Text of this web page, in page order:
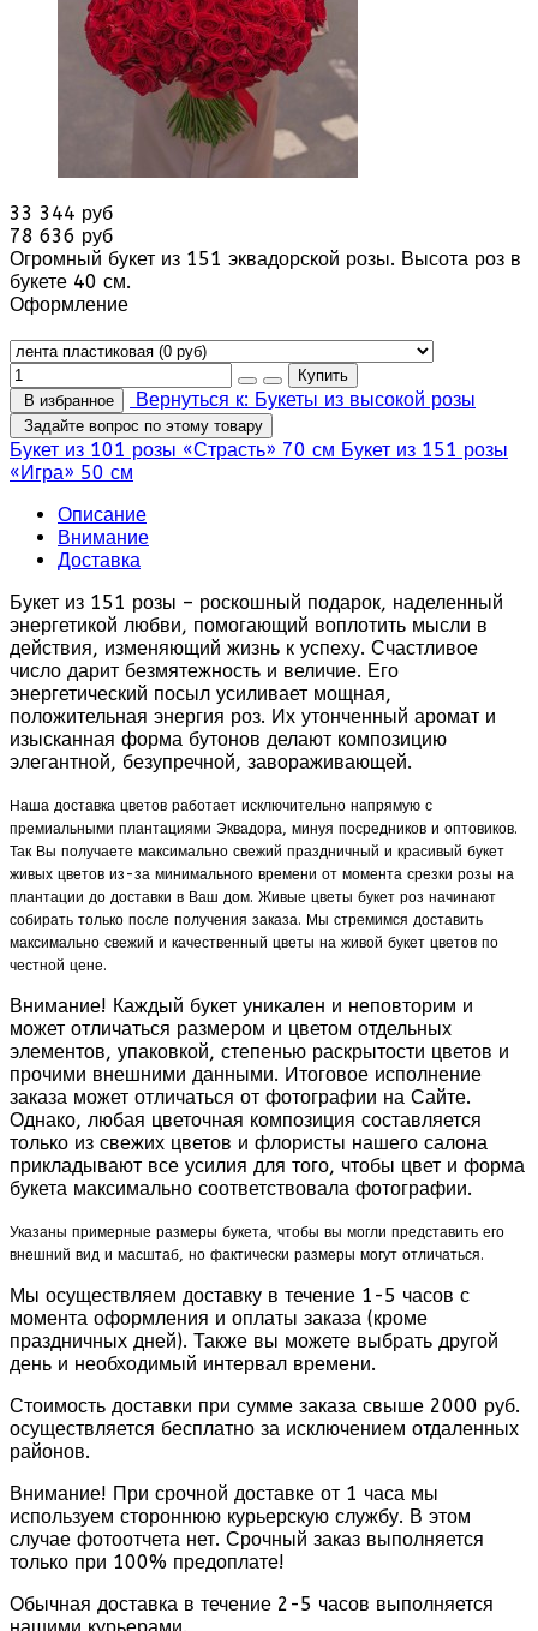
33 344 руб
78 636 руб
Огромный букет из 151 эквадорской розы. Высота роз в
букете 40 см.
Оформление
В избранное Вернуться к: Букеты из высокой розы
Задайте вопрос по этому товару
Букет из 101 розы «Страсть» 70 см Букет из 151 розы
«Игра» 50 см
Описание
Внимание
Доставка
Букет из 151 розы – роскошный подарок, наделенный
энергетикой любви, помогающий воплотить мысли в
действия, изменяющий жизнь к успеху. Счастливое
число дарит безмятежность и величие. Его
энергетический посыл усиливает мощная,
положительная энергия роз. Их утонченный аромат и
изысканная форма бутонов делают композицию
элегантной, безупречной, завораживающей.
Наша доставка цветов работает исключительно напрямую с
премиальными плантациями Эквадора, минуя посредников и оптовиков.
Так Вы получаете максимально свежий праздничный и красивый букет
живых цветов из-за минимального времени от момента срезки розы на
плантации до доставки в Ваш дом. Живые цветы букет роз начинают
собирать только после получения заказа. Мы стремимся доставить
максимально свежий и качественный цветы на живой букет цветов по
честной цене.
Внимание! Каждый букет уникален и неповторим и
может отличаться размером и цветом отдельных
элементов, упаковкой, степенью раскрытости цветов и
прочими внешними данными. Итоговое исполнение
заказа может отличаться от фотографии на Сайте.
Однако, любая цветочная композиция составляется
только из свежих цветов и флористы нашего салона
прикладывают все усилия для того, чтобы цвет и форма
букета максимально соответствовала фотографии.
Указаны примерные размеры букета, чтобы вы могли представить его
внешний вид и масштаб, но фактически размеры могут отличаться.
Мы осуществляем доставку в течение 1-5 часов с
момента оформления и оплаты заказа (кроме
праздничных дней). Также вы можете выбрать другой
день и необходимый интервал времени.
Стоимость доставки при сумме заказа свыше 2000 руб.
осуществляется бесплатно за исключением отдаленных
районов.
Внимание! При срочной доставке от 1 часа мы
используем стороннюю курьерскую службу. В этом
случае фотоотчета нет. Срочный заказ выполняется
только при 100% предоплате!
Обычная доставка в течение 2-5 часов выполняется